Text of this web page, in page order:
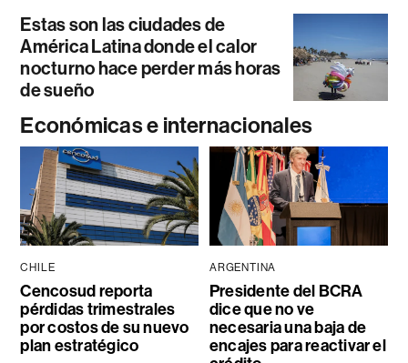
Estas son las ciudades de
América Latina donde el calor
nocturno hace perder más horas
de sueño
Económicas e internacionales
CHILE
Cencosud reporta
pérdidas trimestrales
por costos de su nuevo
plan estratégico
ARGENTINA
Presidente del BCRA
dice que no ve
necesaria una baja de
encajes para reactivar el